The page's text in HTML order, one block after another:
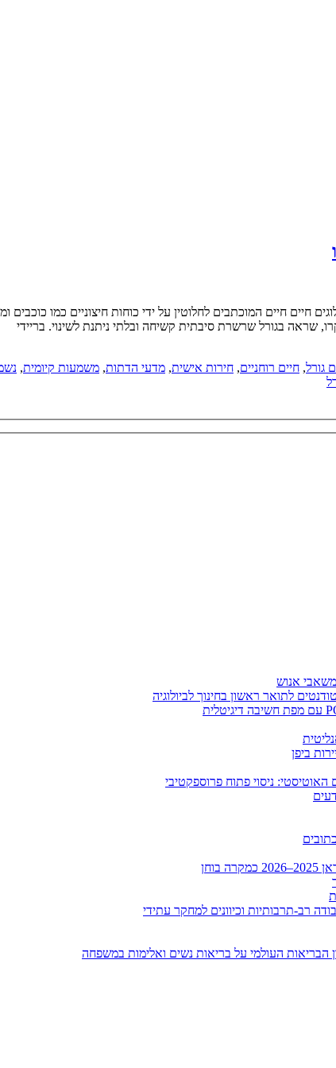
חיים חיים המוכתבים לחלוטין על ידי כוחות חיצוניים כמו
שראה בגורל שרשרת סיבתית קשיחה ובלתי ניתנת לשינוי. בריידי
גורל, חיים רוחניים, חירות אישית, מדעי הדתות, משמעות קיומית,
לתואר ראשון בחינוך לביולוגיה
ביפן
ניסוי פתוח פרוספקטיבי
רב-תרבותיות וכיוונים למחקר עתידי
הבריאות העולמי על בריאות נשים ואלימות במשפחה